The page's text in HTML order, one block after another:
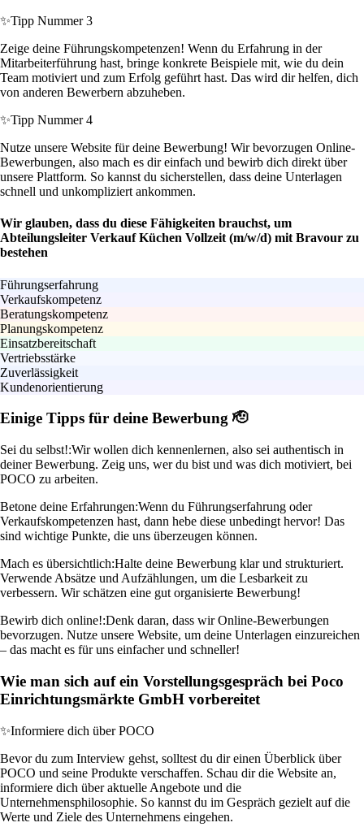
✨Tipp Nummer 3
Zeige deine Führungskompetenzen! Wenn du Erfahrung in der
Mitarbeiterführung hast, bringe konkrete Beispiele mit, wie du dein
Team motiviert und zum Erfolg geführt hast. Das wird dir helfen, dich
von anderen Bewerbern abzuheben.
✨Tipp Nummer 4
Nutze unsere Website für deine Bewerbung! Wir bevorzugen Online-
Bewerbungen, also mach es dir einfach und bewirb dich direkt über
unsere Plattform. So kannst du sicherstellen, dass deine Unterlagen
schnell und unkompliziert ankommen.
Wir glauben, dass du diese Fähigkeiten brauchst, um
Abteilungsleiter Verkauf Küchen Vollzeit (m/w/d) mit Bravour zu
bestehen
Führungserfahrung
Verkaufskompetenz
Beratungskompetenz
Planungskompetenz
Einsatzbereitschaft
Vertriebsstärke
Zuverlässigkeit
Kundenorientierung
Einige Tipps für deine Bewerbung 🫡
Sei du selbst!:Wir wollen dich kennenlernen, also sei authentisch in
deiner Bewerbung. Zeig uns, wer du bist und was dich motiviert, bei
POCO zu arbeiten.
Betone deine Erfahrungen:Wenn du Führungserfahrung oder
Verkaufskompetenzen hast, dann hebe diese unbedingt hervor! Das
sind wichtige Punkte, die uns überzeugen können.
Mach es übersichtlich:Halte deine Bewerbung klar und strukturiert.
Verwende Absätze und Aufzählungen, um die Lesbarkeit zu
verbessern. Wir schätzen eine gut organisierte Bewerbung!
Bewirb dich online!:Denk daran, dass wir Online-Bewerbungen
bevorzugen. Nutze unsere Website, um deine Unterlagen einzureichen
– das macht es für uns einfacher und schneller!
Wie man sich auf ein Vorstellungsgespräch bei Poco
Einrichtungsmärkte GmbH vorbereitet
✨Informiere dich über POCO
Bevor du zum Interview gehst, solltest du dir einen Überblick über
POCO und seine Produkte verschaffen. Schau dir die Website an,
informiere dich über aktuelle Angebote und die
Unternehmensphilosophie. So kannst du im Gespräch gezielt auf die
Werte und Ziele des Unternehmens eingehen.